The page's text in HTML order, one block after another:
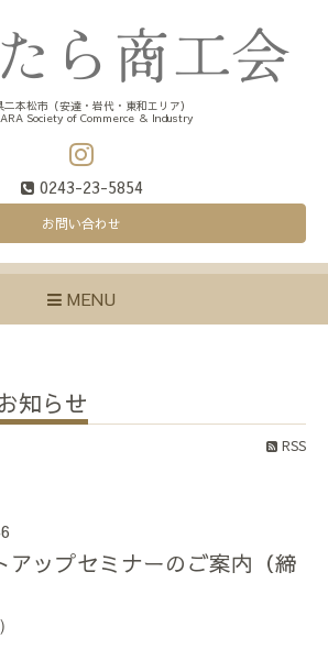
二本松市（安達・岩代・東和エリア）
Society of Commerce ＆ Industry
0243-23-5854
お問い合わせ
MENU
知らせ
RSS
アップセミナーのご案内（締